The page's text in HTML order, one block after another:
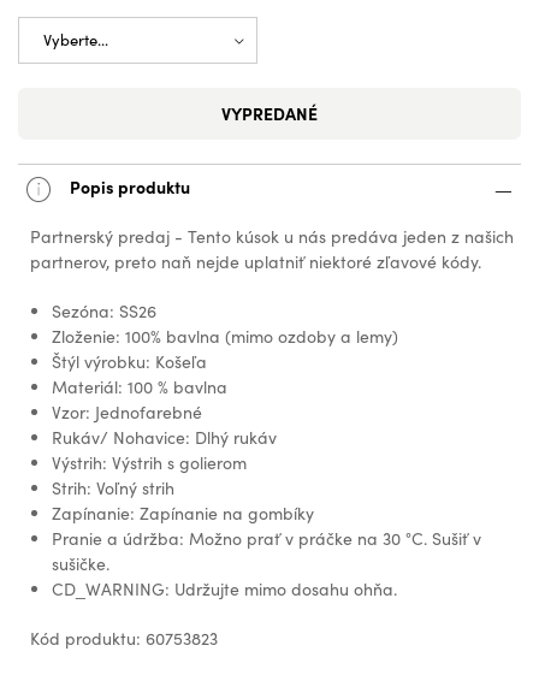
VYPREDANÉ
Popis produktu
Partnerský predaj - Tento kúsok u nás predáva jeden z našich
partnerov, preto naň nejde uplatniť niektoré zľavové kódy.
Sezóna: SS26
Zloženie: 100% bavlna (mimo ozdoby a lemy)
Štýl výrobku: Košeľa
Materiál: 100 % bavlna
Vzor: Jednofarebné
Rukáv/ Nohavice: Dlhý rukáv
Výstrih: Výstrih s golierom
Strih: Voľný strih
Zapínanie: Zapínanie na gombíky
Pranie a údržba: Možno prať v práčke na 30 °C. Sušiť v
sušičke.
CD_WARNING: Udržujte mimo dosahu ohňa.
Kód produktu: 60753823